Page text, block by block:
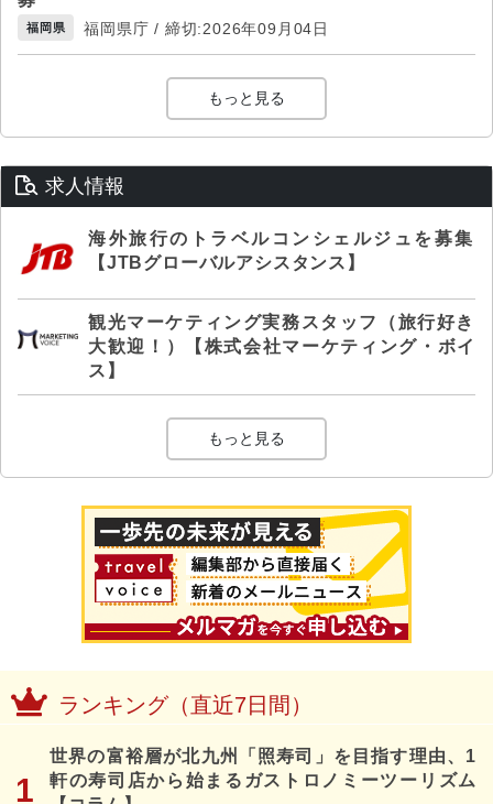
福岡県 福岡県庁 / 締切:2026年09月04日
もっと見る
求人情報
海外旅行のトラベルコンシェルジュを募集
【JTBグローバルアシスタンス】
観光マーケティング実務スタッフ（旅行好き
大歓迎！）【株式会社マーケティング・ボイ
ス】
もっと見る
ランキング（直近7日間）
世界の富裕層が北九州「照寿司」を目指す理由、1
軒の寿司店から始まるガストロノミーツーリズム